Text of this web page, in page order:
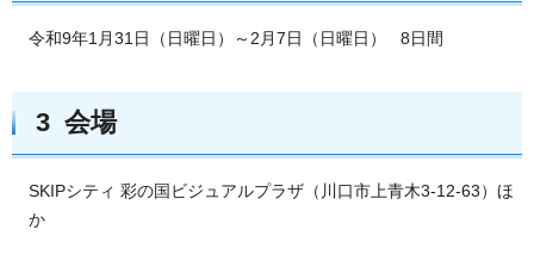
令和9年1月31日（日曜日）～2月7日（日曜日） 8日間
3 会場
SKIPシティ 彩の国ビジュアルプラザ（川口市上青木3-12-63）ほ
か